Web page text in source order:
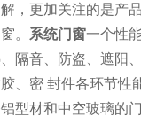
，更加关注的是产
。 系统门窗一个性
隔音、防盗、遮阳
、密 封件各环节性
型材和中空玻璃的